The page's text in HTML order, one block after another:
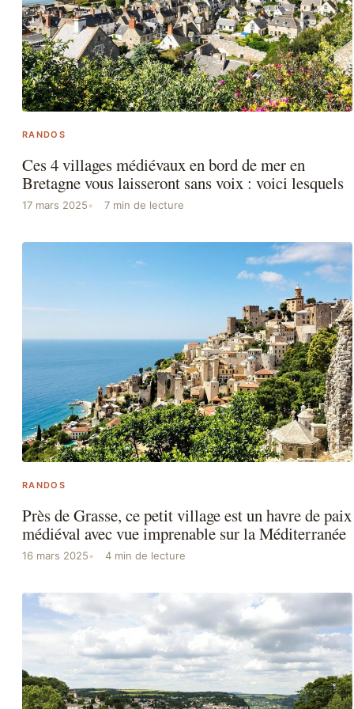
RANDOS
Ces 4 villages médiévaux en bord de mer en
Bretagne vous laisseront sans voix : voici lesquels
17 mars 2025 7 min de lecture
RANDOS
Près de Grasse, ce petit village est un havre de paix
médiéval avec vue imprenable sur la Méditerranée
16 mars 2025 4 min de lecture